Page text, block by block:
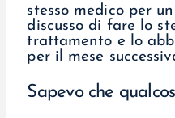
stesso medico per
discusso di fare lo
trattamento e lo
per il mese
Sapevo che